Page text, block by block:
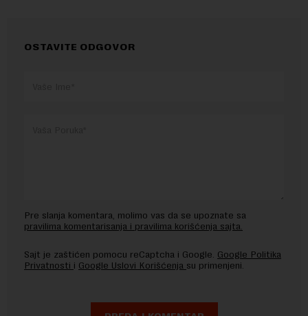
OSTAVITE ODGOVOR
Pre slanja komentara, molimo vas da se upoznate sa
pravilima komentarisanja i pravilima korišćenja sajta.
Sajt je zaštićen pomocu reCaptcha i Google. Google Politika
Privatnosti i Google Uslovi Korišćenja su primenjeni.